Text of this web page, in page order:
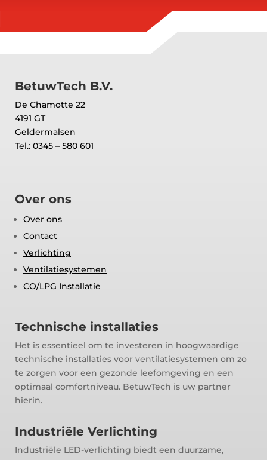
BetuwTech B.V.
De Chamotte 22
4191 GT
Geldermalsen
Tel.: 0345 – 580 601
Over ons
Over ons
Contact
Verlichting
Ventilatiesystemen
CO/LPG Installatie
Technische installaties
Het is essentieel om te investeren in hoogwaardige
technische installaties voor ventilatiesystemen om zo
te zorgen voor een gezonde leefomgeving en een
optimaal comfortniveau. BetuwTech is uw partner
hierin.
Industriële Verlichting
Industriële LED-verlichting biedt een duurzame,